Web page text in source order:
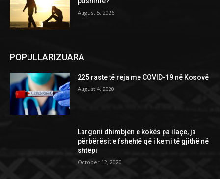
August 5, 2026
POPULLARIZUARA
225 raste të reja me COVID-19 në Kosovë
August 4, 2020
Largoni dhimbjen e kokës pa ilaçe, ja
përbërësit e fshehtë që i kemi të gjithë në
shtëpi
October 12, 2020